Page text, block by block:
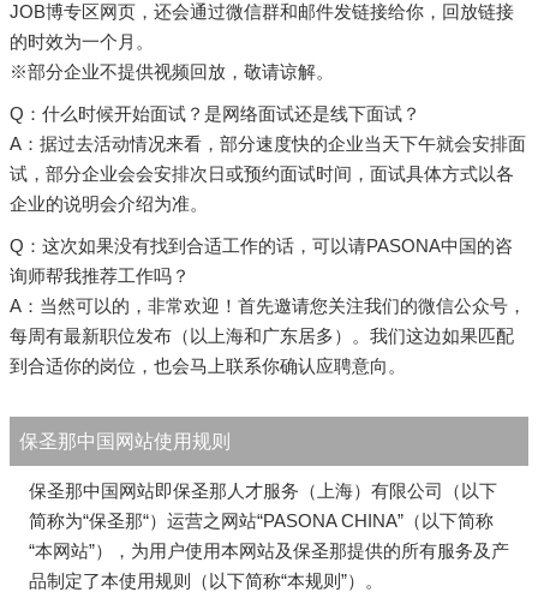
JOB博专区网页，还会通过微信群和邮件发链接给你，回放链接
的时效为一个月。
※部分企业不提供视频回放，敬请谅解。
Q：什么时候开始面试？是网络面试还是线下面试？
A：据过去活动情况来看，部分速度快的企业当天下午就会安排面
试，部分企业会会安排次日或预约面试时间，面试具体方式以各
企业的说明会介绍为准。
Q：这次如果没有找到合适工作的话，可以请PASONA中国的咨
询师帮我推荐工作吗？
A：当然可以的，非常欢迎！首先邀请您关注我们的微信公众号，
每周有最新职位发布（以上海和广东居多）。我们这边如果匹配
到合适你的岗位，也会马上联系你确认应聘意向。
保圣那中国网站使用规则
保圣那中国网站即保圣那人才服务（上海）有限公司（以下
简称为“保圣那“）运营之网站“PASONA CHINA”（以下简称
“本网站”），为用户使用本网站及保圣那提供的所有服务及产
品制定了本使用规则（以下简称“本规则”）。